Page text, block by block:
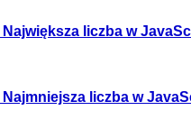
liczba w
liczba w